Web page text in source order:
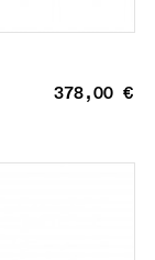
378,00 €